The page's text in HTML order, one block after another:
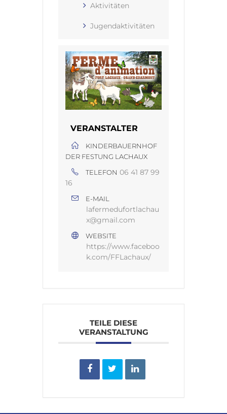
Aktivitäten
Jugendaktivitäten
VERANSTALTER
KINDERBAUERNHOF
DER FESTUNG LACHAUX
TELEFON 06 41 87 99
16
E-MAIL
lafermedufortlachau
x@gmail.com
WEBSITE
https://www.faceboo
k.com/FFLachaux/
TEILE DIESE
VERANSTALTUNG